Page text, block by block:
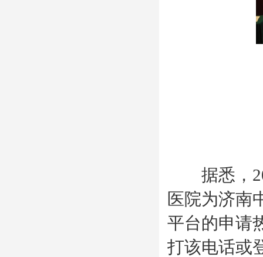
据悉，
医院为济南
平台的申请
打该电话或